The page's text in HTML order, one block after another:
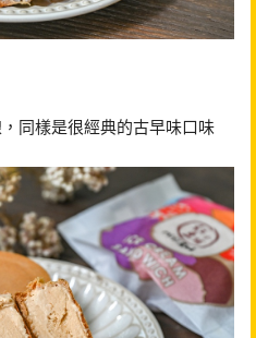
同樣是很經典的古早味口味